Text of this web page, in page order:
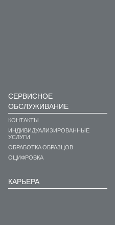
СЕРВИСНОЕ
ОБСЛУЖИВАНИЕ
КОНТАКТЫ
ИНДИВИДУАЛИЗИРОВАННЫЕ
УСЛУГИ
ОБРАБОТКА ОБРАЗЦОВ
ОЦИФРОВКА
КАРЬЕРА